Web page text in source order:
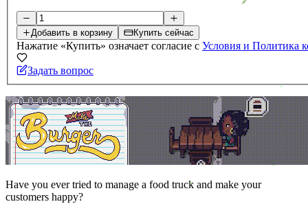
Добавить в корзину Купить сейчас
Нажатие «Купить» означает согласие с Условия и Политика
Задать вопрос
Have you ever tried to manage a food truck and make your
customers happy?